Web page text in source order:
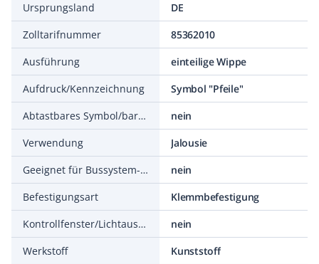
Ursprungsland
DE
Zolltarifnummer
85362010
Ausführung
einteilige Wippe
Aufdruck/Kennzeichnung
Symbol "Pfeile"
Abtastbares Symbol/barrierefrei
nein
Verwendung
Jalousie
Geeignet für Bussystem-Tasterankopplung
nein
Befestigungsart
Klemmbefestigung
Kontrollfenster/Lichtauslass
nein
Werkstoff
Kunststoff